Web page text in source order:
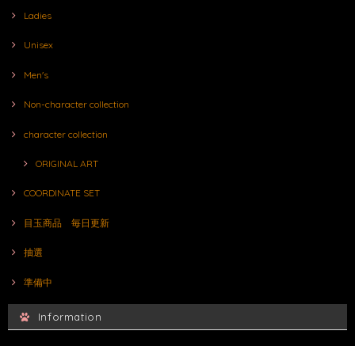
Ladies
Unisex
Men's
Non-character collection
character collection
ORIGINAL ART
COORDINATE SET
目玉商品 毎日更新
抽選
準備中
Information